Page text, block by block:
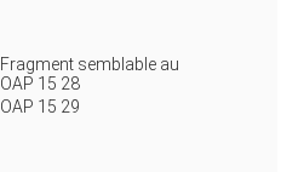
Fragment semblable au
OAP 15 28
OAP 15 29